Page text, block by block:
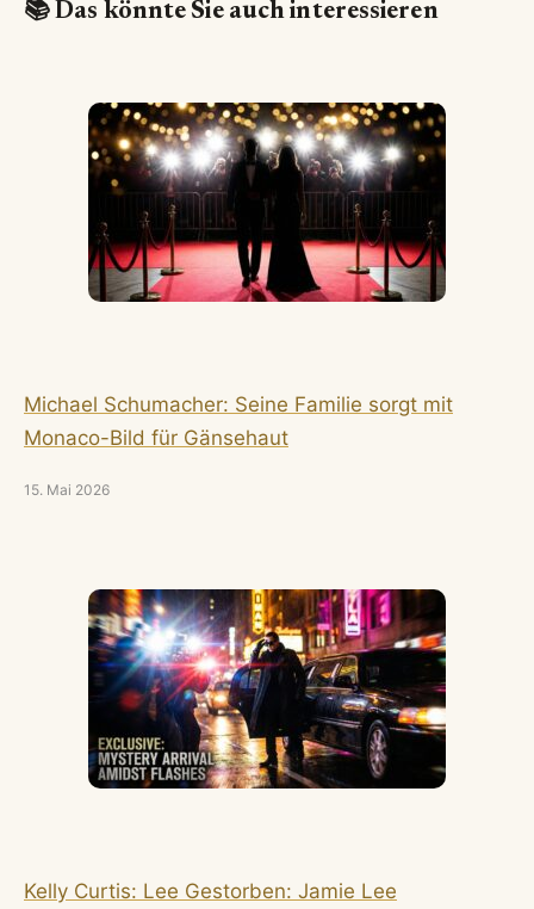
📚 Das könnte Sie auch interessieren
Michael Schumacher: Seine Familie sorgt mit
Monaco-Bild für Gänsehaut
15. Mai 2026
Kelly Curtis: Lee Gestorben: Jamie Lee